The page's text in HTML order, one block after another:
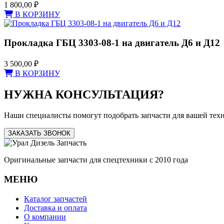
1 800,00 ₽
В КОРЗИНУ
Прокладка ГБЦ 3303-08-1 на двигатель Д6 и Д12
3 500,00 ₽
В КОРЗИНУ
НУЖНА КОНСУЛЬТАЦИЯ?
Наши специалисты помогут подобрать запчасти для вашей
ЗАКАЗАТЬ ЗВОНОК
Оригинальные запчасти для спецтехники с 2010 года
МЕНЮ
Каталог запчастей
Доставка и оплата
О компании